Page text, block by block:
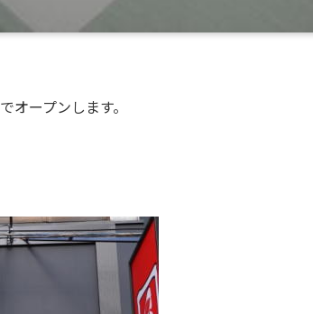
ープンします。